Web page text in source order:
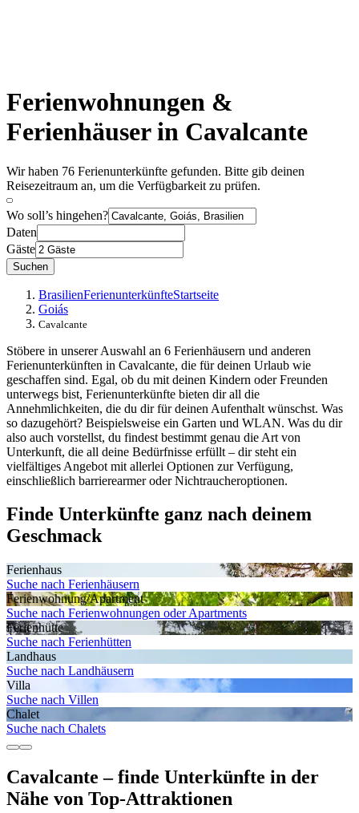
Ferienwohnungen &
Ferienhäuser in Cavalcante
Wir haben 76 Ferienunterkünfte gefunden. Bitte gib deinen
Reisezeitraum an, um die Verfügbarkeit zu prüfen.
Wo soll’s hingehen?
Daten
Gäste
Suchen
BrasilienFerienunterkünfteStartseite
Goiás
Cavalcante
Stöbere in unserer Auswahl an 6 Ferienhäusern und anderen
Ferienunterkünften in Cavalcante, die für deinen Urlaub wie
geschaffen sind. Egal, ob du mit deinen Kindern oder Freunden
unterwegs bist, Ferienunterkünfte bieten dir all die
Annehmlichkeiten, die du dir für deinen Aufenthalt wünschst. Was
so dazugehört? Beispielsweise ein Garten und WLAN. Was du dir
also auch vorstellst, du findest bestimmt genau die Art von
Unterkunft, die all deine Bedürfnisse erfüllt – dir steht ein
vielfältiges Angebot mit allerlei Optionen zur Verfügung,
einschließlich barrierearmer oder Nichtraucheroptionen.
Finde Unterkünfte ganz nach deinem
Geschmack
Ferienhaus
Suche nach Ferienhäusern
Ferienwohnung/Apartment
Suche nach Ferienwohnungen oder Apartments
Ferienhütte
Suche nach Ferienhütten
Landhaus
Suche nach Landhäusern
Villa
Suche nach Villen
Chalet
Suche nach Chalets
Cavalcante – finde Unterkünfte in der
Nähe von Top-Attraktionen